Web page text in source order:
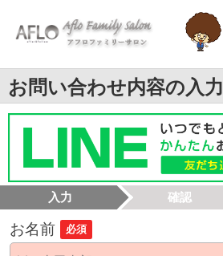
お問い合わせ内容の入力
入力 確認
お名前 必須